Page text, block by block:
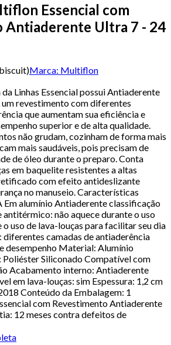
Essencial com
Antiaderente Ultra 7 - 24
)Marca: Multiflon
Linhas Essencial possui Antiaderente
revestimento com diferentes
que aumentam sua eficiência e
superior e de alta qualidade.
não grudam, cozinham de forma mais
mais saudáveis, pois precisam de
de óleo durante o preparo. Conta
em baquelite resistentes a altas
com efeito antideslizante
no manuseio. Características
Em alumínio Antiaderente classificação
não aquece durante o uso
uso de lava-louças para facilitar seu dia
diferentes camadas de antiaderência
desempenho Material: Alumínio
Siliconado Compatível com
Acabamento interno: Antiaderente
em lava-louças: sim Espessura: 1,2 cm
Conteúdo da Embalagem: 1
com Revestimento Antiaderente
12 meses contra defeitos de